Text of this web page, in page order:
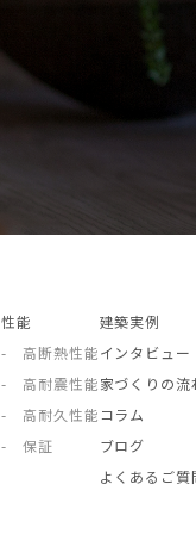
性能
- 高断熱性能
- 高耐震性能
- 高耐久性能
- 保証
建築実例
インタビュー
家づくりの流
コラム
ブログ
よくあるご質